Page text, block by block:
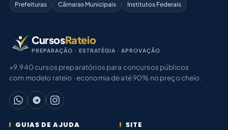
Prefeituras
Câmaras Municipais Institutos Federais
CursosRateio
PREPARAÇÃO · ESTRATÉGIA · APROVAÇÃO
+9.940 cursos preparatórios para concursos públicos
com modelo rateio · economia de até 90% no preço cheio.
GUIAS DE AJUDA
SITE